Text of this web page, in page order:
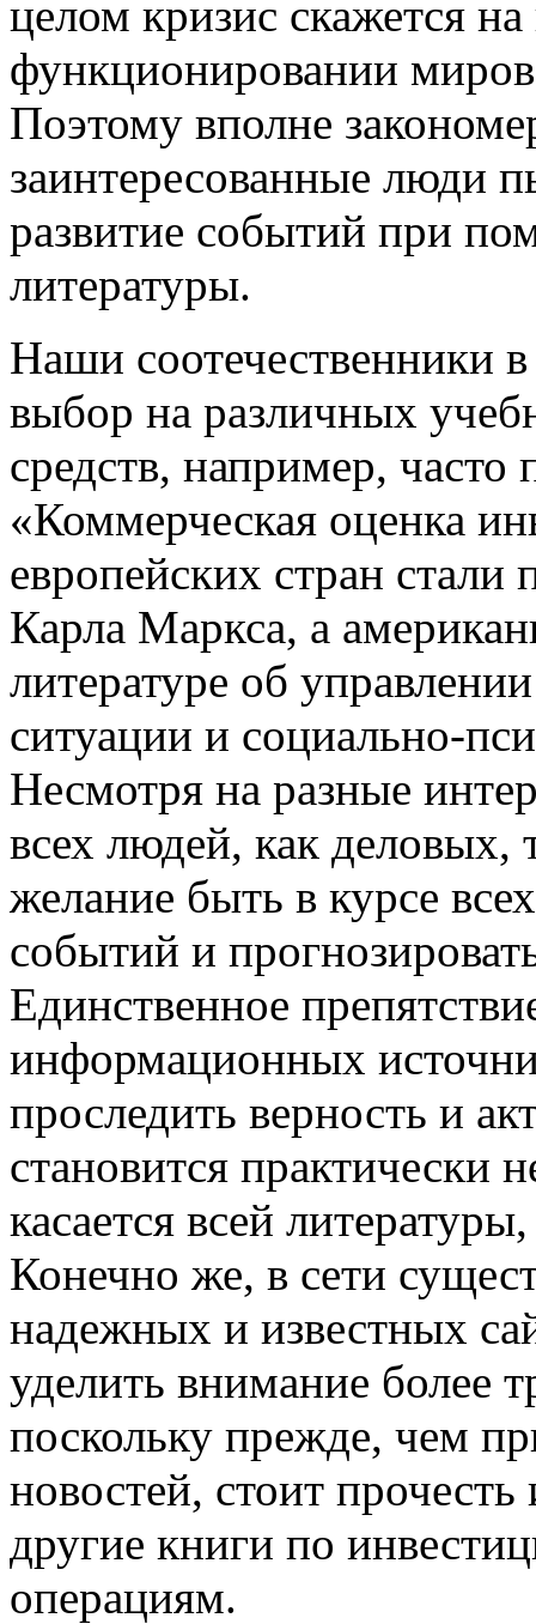
целом кризис скажется
функционировании
Поэтому вполне
заинтересованные люди
развитие событий при
литературы.
Наши соотечественники
выбор на различных
средств, например,
«Коммерческая оценка
европейских стран стали
Карла Маркса, а
литературе об
ситуации и социально-
Несмотря на разные
всех людей, как деловых,
желание быть в курсе
событий и
Единственное
информационных
проследить верность и
становится практически
касается всей
Конечно же, в сети
надежных и известных
уделить внимание более
поскольку прежде, чем
новостей, стоит
другие книги по
операциям.